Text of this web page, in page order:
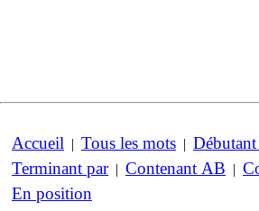
Accueil | Tous les mots |
Terminant par| Contenant AB |
En position